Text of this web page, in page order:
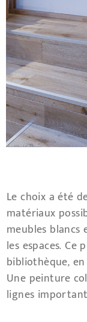
Le choix a été
matériaux
meubles
les espaces.
bibliothèque,
Une peinture
lignes